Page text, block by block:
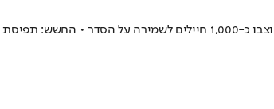
השקט חוזר לרחובות קוליאקאן לאחר הקרבות שפרצו בעיר עם תפיסתו של אובידיו גוזמן-לופס, שבהם נהרגו 10 חיילים ו-19 חמושים מקרטל הסמים סינלואה • בעיר הוצבו כ-1,000 חיילים לשמירה על הסדר • החשש: תפיסת